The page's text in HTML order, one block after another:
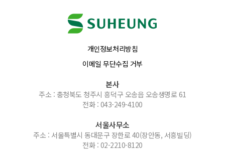
개인정보처리방침
이메일 무단수집 거부
본사
주소 : 충청북도 청주시 흥덕구 오송읍 오송생명로 61
전화 : 043-249-4100
서울사무소
주소 : 서울특별시 동대문구 장한로 40(장안동, 서흥빌딩)
전화 : 02-2210-8120